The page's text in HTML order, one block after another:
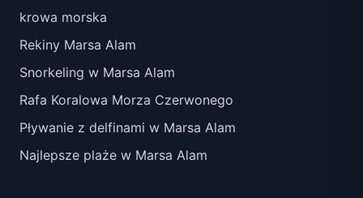
krowa morska
Rekiny Marsa Alam
Snorkeling w Marsa Alam
Rafa Koralowa Morza Czerwonego
Pływanie z delfinami w Marsa Alam
Najlepsze plaże w Marsa Alam